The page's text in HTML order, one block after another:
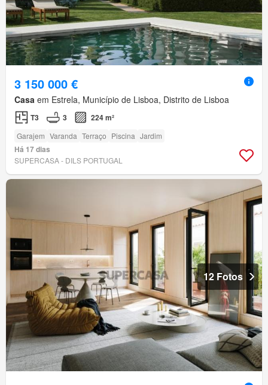
3 150 000 €
Casa em Estrela, Município de Lisboa, Distrito de Lisboa
T3 3 224 m²
Garajem Varanda Terraço Piscina Jardim
Há 17 dias
SUPERCASA - DILS PORTUGAL
12 Fotos